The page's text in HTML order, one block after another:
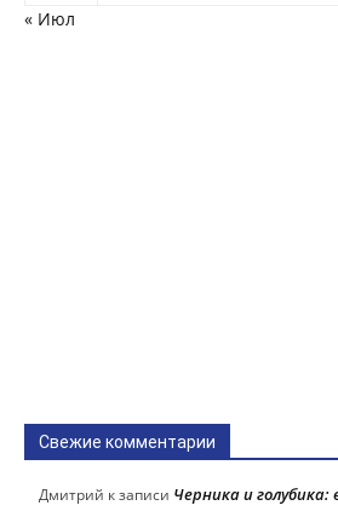
« Июл
Свежие комментарии
Дмитрий к записи Черника и голубика: